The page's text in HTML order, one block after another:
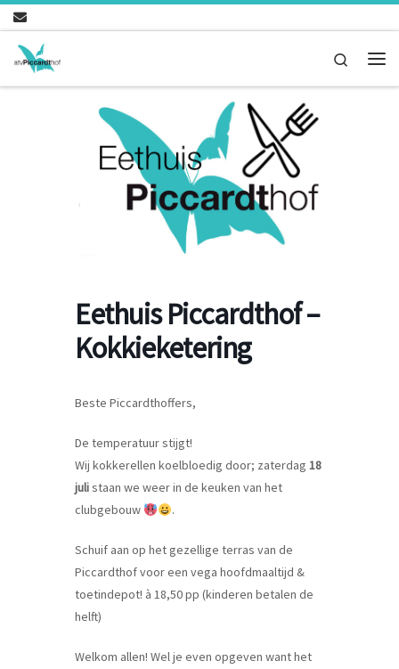
Ga naar inhoud
Search
Eethuis Piccardthof –
Kokkieketering
Beste Piccardthoffers,
De temperatuur stijgt!
Wij kokkerellen koelbloedig door; zaterdag 18
julistaan we weer in de keuken van het
clubgebouw
.
Schuif aan op het gezellige terras van de
Piccardthof voor een vega hoofdmaaltijd &
toetindepot! à 18,50 pp (kinderen betalen de
helft)
Welkom allen! Wel je even opgeven want het